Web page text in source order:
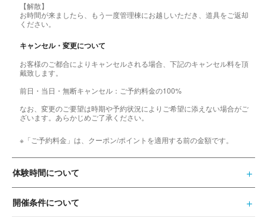
【解散】
お時間が来ましたら、もう一度管理棟にお越しいただき、道具をご返却
ください。
キャンセル・変更について
お客様のご都合によりキャンセルされる場合、下記のキャンセル料を頂
戴致します。
前日・当日・無断キャンセル：ご予約料金の100%
なお、変更のご要望は時期や予約状況によりご希望に添えない場合がご
ざいます。あらかじめご了承ください。
※「ご予約料金」は、クーポン/ポイントを適用する前の金額です。
体験時間について
開催条件について